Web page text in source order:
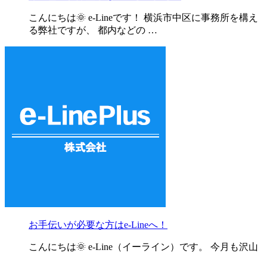
こんにちは🌞 e-Lineです！ 横浜市中区に事務所を構え
る弊社ですが、 都内などの …
お手伝いが必要な方はe-Lineへ！
こんにちは🌞 e-Line（イーライン）です。 今月も沢山